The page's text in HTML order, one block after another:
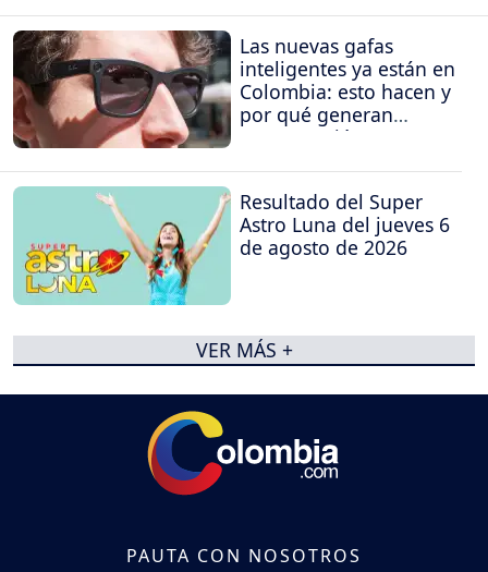
Las nuevas gafas
inteligentes ya están en
Colombia: esto hacen y
por qué generan
preocupación
Resultado del Super
Astro Luna del jueves 6
de agosto de 2026
VER MÁS +
PAUTA CON NOSOTROS